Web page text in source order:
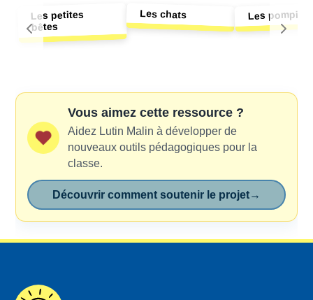
Les petites
bêtes
Les chats Les pompiers
Vous aimez cette ressource ?
Aidez Lutin Malin à développer de
nouveaux outils pédagogiques pour la
classe.
Découvrir comment soutenir le projet→